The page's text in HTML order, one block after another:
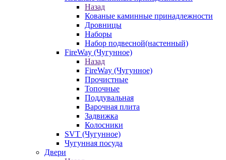
Назад
Кованые каминные принадлежности
Дровницы
Наборы
Набор подвесной(настенный)
FireWay (Чугунное)
Назад
FireWay (Чугунное)
Прочистные
Топочные
Поддувальная
Варочная плита
Задвижка
Колосники
SVT (Чугунное)
Чугунная посуда
Двери